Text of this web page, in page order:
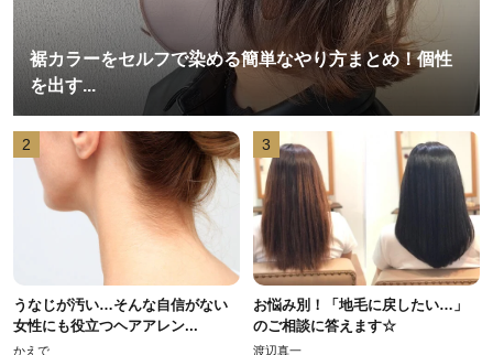
裾カラーをセルフで染める簡単なやり方まとめ！個性
を出す...
2
うなじが汚い…そんな自信がない
女性にも役立つヘアアレン...
かえで
3
お悩み別！「地毛に戻したい…」
のご相談に答えます☆
渡辺真一